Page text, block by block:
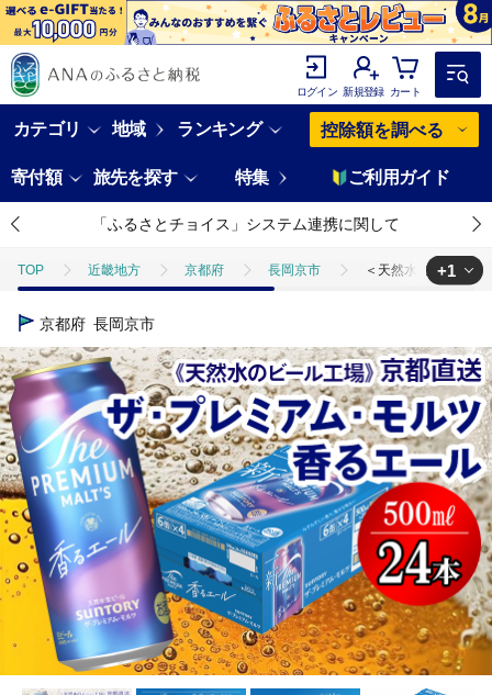
ログイン 新規登録 カート
カテゴリ 地域 ランキング 控除額を調べる
寄付額 旅先を探す 特集 ご利用ガイド
「ふるさとチョイス」システム連携に関して
TOP 近畿地方 京都府 長岡京市 ＜天然水のビール
TOP
+1
京都府 長岡京市